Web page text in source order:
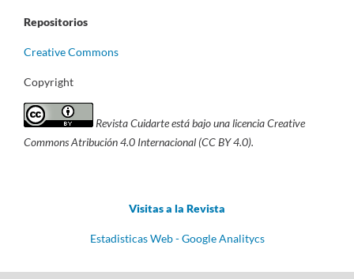
Repositorios
Creative Commons
Copyright
Revista Cuidarte está bajo una licencia Creative
Commons Atribución 4.0 Internacional (CC BY 4.0).
Visitas a la Revista
Estadisticas Web - Google Analitycs